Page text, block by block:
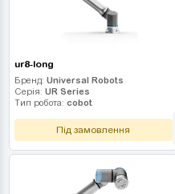
ur8-long
Бренд: Universal Robots
Серія: UR Series
Тип робота: cobot
Під замовлення